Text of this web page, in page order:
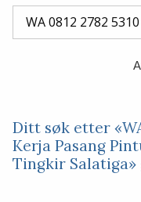
Ditt søk etter
Kerja Pasang
Tingkir